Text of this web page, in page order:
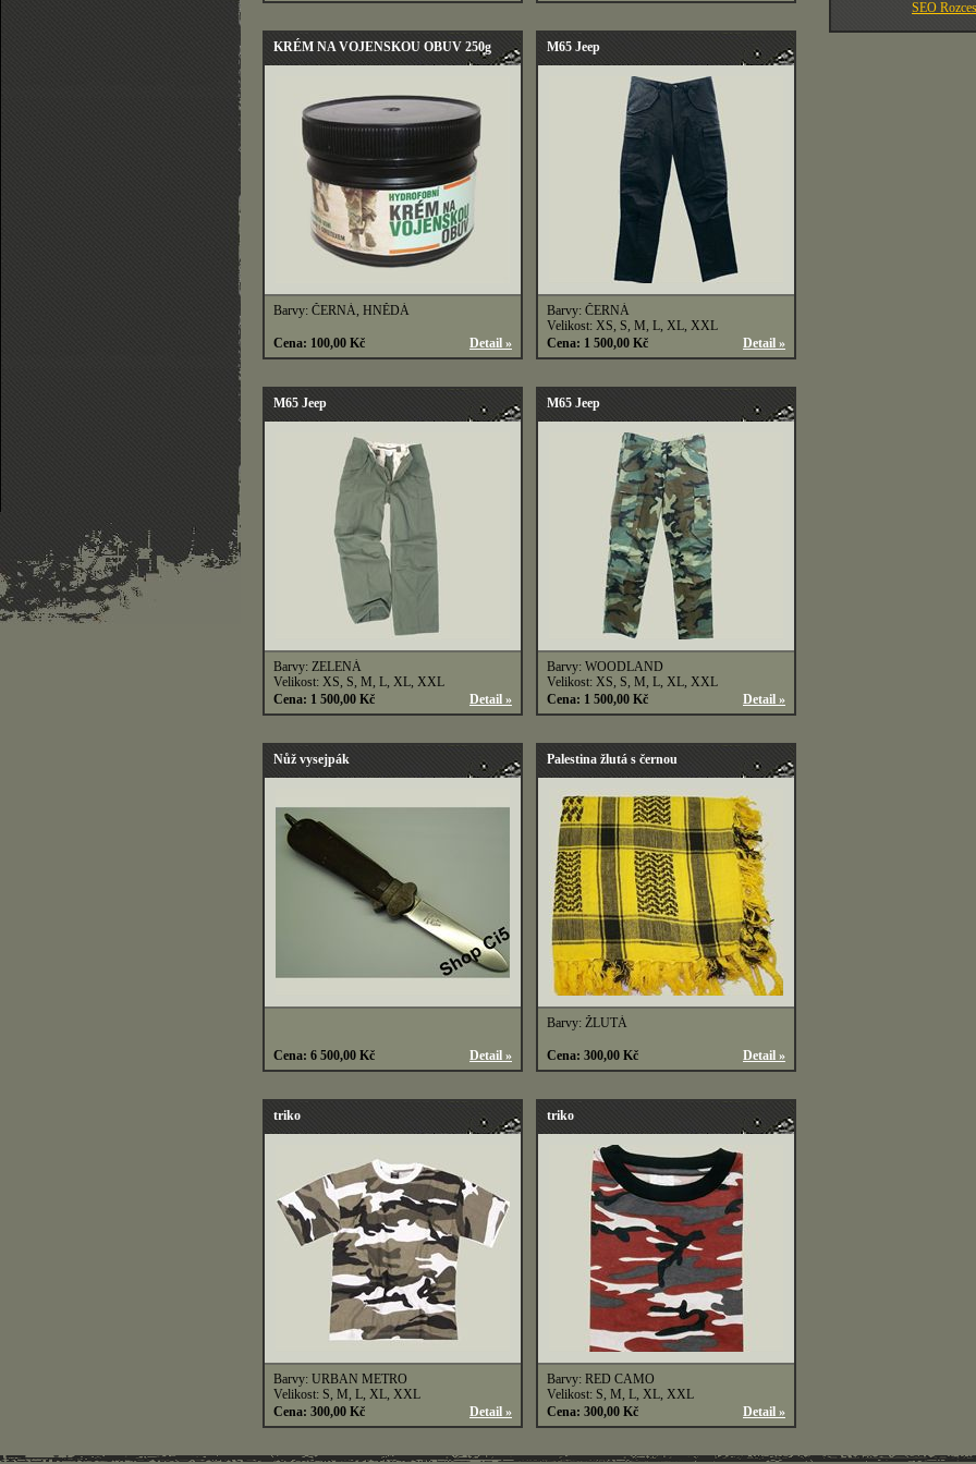
SEO
KRÉM NA VOJENSKOU OBUV 250g
Barvy: ČERNÁ, HNĚDÁ
Detail »
Cena: 100,00 Kč
M65 Jeep
Barvy: ČERNÁ
Velikost: XS, S, M, L, XL, XXL
Detail »
Cena: 1 500,00 Kč
M65 Jeep
Barvy: ZELENÁ
Velikost: XS, S, M, L, XL, XXL
Detail »
Cena: 1 500,00 Kč
M65 Jeep
Barvy: WOODLAND
Velikost: XS, S, M, L, XL, XXL
Detail »
Cena: 1 500,00 Kč
Nůž vysejpák
Detail »
Cena: 6 500,00 Kč
Palestina žlutá s černou
Barvy: ŽLUTÁ
Detail »
Cena: 300,00 Kč
triko
Barvy: URBAN METRO
Velikost: S, M, L, XL, XXL
Detail »
Cena: 300,00 Kč
triko
Barvy: RED CAMO
Velikost: S, M, L, XL, XXL
Detail »
Cena: 300,00 Kč